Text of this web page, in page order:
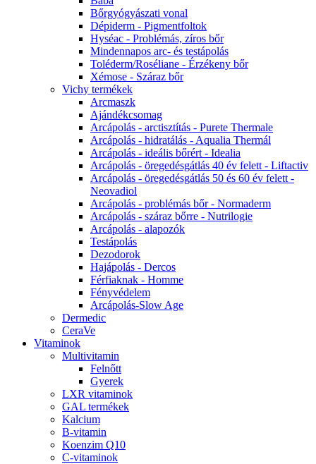
Bőrgyógyászati vonal
Dépiderm - Pigmentfoltok
Hyséac - Problémás, zíros bőr
Mindennapos arc- és testápolás
Toléderm/Roséliane - Érzékeny bőr
Xémose - Száraz bőr
Vichy termékek
Arcmaszk
Ajándékcsomag
Arcápolás - arctisztítás - Purete Thermale
Arcápolás - hidratálás - Aqualia Thermál
Arcápolás - ideális bőrért - Idealia
Arcápolás - öregedésgátlás 40 év felett - Liftactiv
Arcápolás - öregedésgátlás 50 és 60 év felett -
Neovadiol
Arcápolás - problémás bőr - Normaderm
Arcápolás - száraz bőrre - Nutrilogie
Arcápolás - alapozók
Testápolás
Dezodorok
Hajápolás - Dercos
Férfiaknak - Homme
Fényvédelem
Arcápolás-Slow Age
Dermedic
CeraVe
Vitaminok
Multivitamin
Felnőtt
Gyerek
LXR vitaminok
GAL termékek
Kalcium
B-vitamin
Koenzim Q10
C-vitaminok